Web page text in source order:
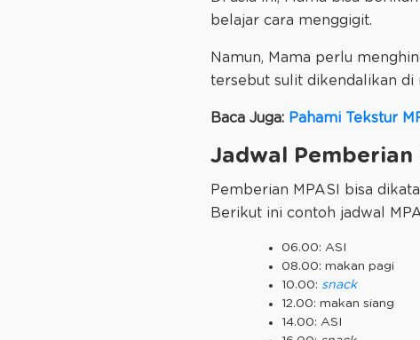
belajar cara menggigit.
Namun, Mama perlu
tersebut sulit dikendalikan di
Baca Juga: Pahami Tekstur
Jadwal Pemberian
Pemberian MPASI bisa
Berikut ini contoh jadwal
06.00: ASI
08.00: makan pagi
10.00: snack
12.00: makan siang
14.00: ASI